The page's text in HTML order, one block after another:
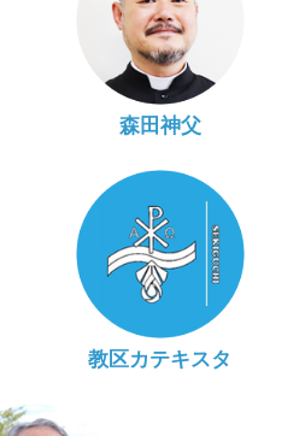
森田神父
教区カテキスタ